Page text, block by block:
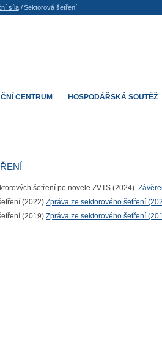
Zpráva ze sektorového šetření
Zpráva ze sektorového šetření
CENTRUM HOSPODÁŘSKÁ SOUTĚŽ
síla/ Sektorová šetření